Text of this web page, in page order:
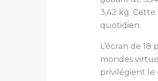
3,42 kg.
quotidien.
L’écran de
mondes
privilégient le